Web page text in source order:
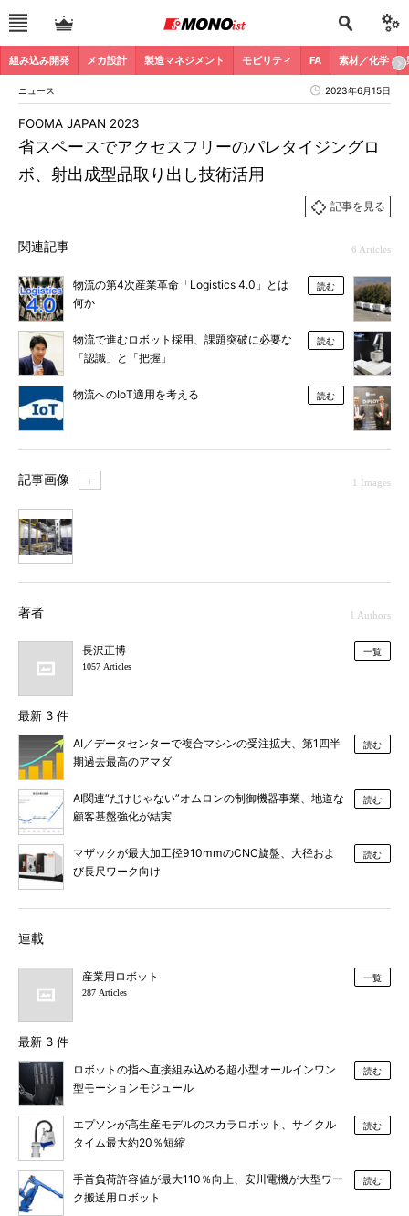
組み込み開発 メカ設計 製造マネジメント モビリティ FA 素材／化学
ニュース 2023年6月15日
省スペースでアクセスフリーのパレタイジングロ
ボ、射出成型品取り出し技術活用
FOOMA JAPAN 2023
記事を見る
関連記事 6 Articles
物流の第4次産業革命「Logistics 4.0」とは
何か
読む
物流で進むロボット採用、課題突破に必要な
「認識」と「把握」
読む
物流へのIoT適用を考える 読む
記事画像 ＋ 1 Images
著者 1 Authors
長沢正博
1057 Articles
一覧
最新 3 件
AI／データセンターで複合マシンの受注拡大、第1四半
期過去最高のアマダ
読む
AI関連“だけじゃない”オムロンの制御機器事業、地道な
顧客基盤強化が結実
読む
マザックが最大加工径910mmのCNC旋盤、大径およ
び長尺ワーク向け
読む
連載
産業用ロボット
287 Articles
一覧
最新 3 件
ロボットの指へ直接組み込める超小型オールインワン
型モーションモジュール
読む
エプソンが高生産モデルのスカラロボット、サイクル
タイム最大約20％短縮
読む
手首負荷許容値が最大110％向上、安川電機が大型ワー
ク搬送用ロボット
読む